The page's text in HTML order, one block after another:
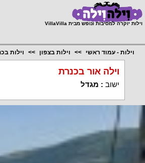
וילות יוקרה למסיבות ונופש מבית VillaVilla
וילות - עמוד ראשי וילות בצפון וילות
וילה אור בכנרת
ישוב : מגדל